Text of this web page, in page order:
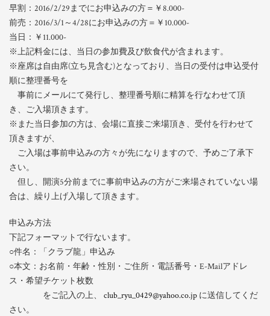
早割：2016/2/29までにお申込みの方＝￥8.000-
前売：2016/3/1～4/28にお申込みの方＝￥10.000-
当日：￥11.000-
※上記料金には、当日の参加費及び飲食代が含まれます。
※座席は自由席(立ち見含む)となっており、当日の受付は申込受付
順に整理番号を
事前にメールにて発行し、整理番号順に精算を行なわせて頂
き、ご入場頂きます。
※また当日参加の方は、会場に直接ご来場頂き、受付を行わせて
頂きますが、
ご入場は事前申込みの方々が先になりますので、予めご了承下
さい。
但し、開演5分前までに事前申込みの方がご来場されていない場
合は、繰り上げ入場して頂きます。
申込み方法
下記フォーマットで行ないます。
○件名：「クラブ龍」申込み
○本文：お名前・年齢・性別・ご住所・電話番号・E-Mailアドレ
ス・希望チケット枚数
をご記入の上、
club_ryu_0429@yahoo.co.jp に送信してくだ
さい。